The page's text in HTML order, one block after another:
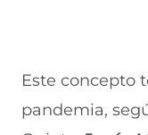
Este concepto
pandemia,